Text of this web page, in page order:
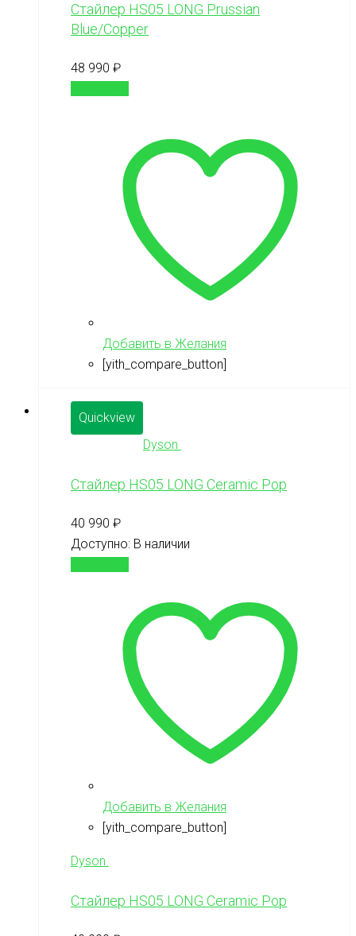
Стайлер HS05 LONG Prussian
Blue/Copper
48 990 ₽
Добавить в Желания
[yith_compare_button]
Quickview
Dyson
Стайлер HS05 LONG Ceramic Pop
40 990 ₽
Доступно: В наличии
Добавить в Желания
[yith_compare_button]
Dyson
Стайлер HS05 LONG Ceramic Pop